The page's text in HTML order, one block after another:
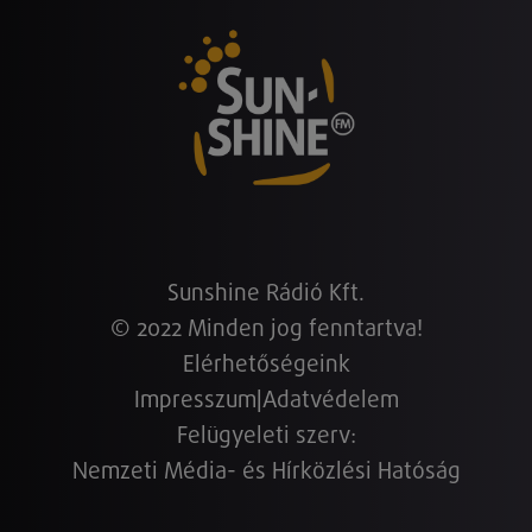
Sunshine Rádió Kft.
© 2022 Minden jog fenntartva!
Elérhetőségeink
Impresszum Adatvédelem
Felügyeleti szerv:
Nemzeti Média- és Hírközlési Hatóság